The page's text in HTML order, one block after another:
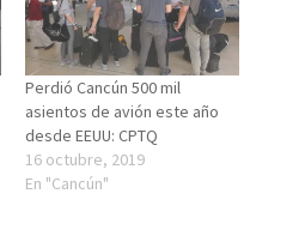
Perdió Cancún 500 mil
asientos de avión este año
desde EEUU: CPTQ
16 octubre, 2019
En "Cancún"